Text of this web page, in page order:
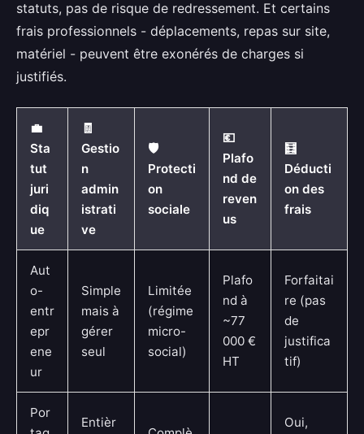
statuts, pas de risque de redressement. Et certains
frais professionnels - déplacements, repas sur site,
matériel - peuvent être exonérés de charges si
justifiés.
💼
Sta
tut
juri
diq
ue
🧾
Gestio
n
admin
istrati
ve
🛡️
Protecti
on
sociale
💶
Plafo
nd de
reven
us
🧮
Déducti
on des
frais
Aut
o-
entr
epr
ene
ur
Simple
mais à
gérer
seul
Limitée
(régime
micro-
social)
Plafo
nd à
~77
000 €
HT
Forfaitai
re (pas
de
justifica
tif)
Por
Entièr
Oui,